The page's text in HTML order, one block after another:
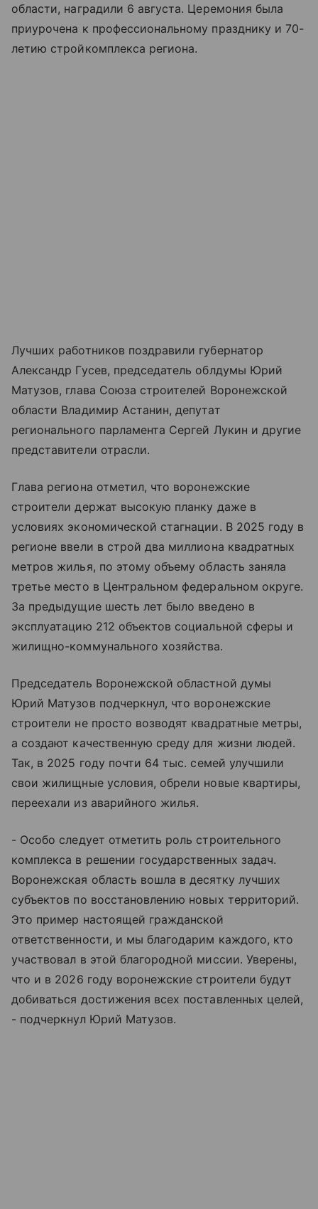
области, наградили 6 августа. Церемония была
приурочена к профессиональному празднику и 70-
летию стройкомплекса региона.
Лучших работников поздравили губернатор
Александр Гусев, председатель облдумы Юрий
Матузов, глава Союза строителей Воронежской
области Владимир Астанин, депутат
регионального парламента Сергей Лукин и другие
представители отрасли.
Глава региона отметил, что воронежские
строители держат высокую планку даже в
условиях экономической стагнации. В 2025 году в
регионе ввели в строй два миллиона квадратных
метров жилья, по этому объему область заняла
третье место в Центральном федеральном округе.
За предыдущие шесть лет было введено в
эксплуатацию 212 объектов социальной сферы и
жилищно-коммунального хозяйства.
Председатель Воронежской областной думы
Юрий Матузов подчеркнул, что воронежские
строители не просто возводят квадратные метры,
а создают качественную среду для жизни людей.
Так, в 2025 году почти 64 тыс. семей улучшили
свои жилищные условия, обрели новые квартиры,
переехали из аварийного жилья.
- Особо следует отметить роль строительного
комплекса в решении государственных задач.
Воронежская область вошла в десятку лучших
субъектов по восстановлению новых территорий.
Это пример настоящей гражданской
ответственности, и мы благодарим каждого, кто
участвовал в этой благородной миссии. Уверены,
что и в 2026 году воронежские строители будут
добиваться достижения всех поставленных целей,
- подчеркнул Юрий Матузов.